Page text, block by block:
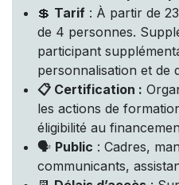
💲 Tarif : À partir de
de 4 personnes.
participant
personnalisation et de
📋 Certification :
les actions de
éligibilité au
🗣️ Public : Cadres,
communicants,